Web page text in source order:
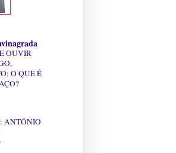
OUVIR
O QUE É
ANTÓNIO